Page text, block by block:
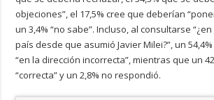
objeciones”, el 17,5% cree que deberían
un 3,4% “no sabe”. Incluso, al consultarse
país desde que asumió Javier Milei?”, un
“en la dirección incorrecta”, mientras que un
“correcta” y un 2,8% no respondió.